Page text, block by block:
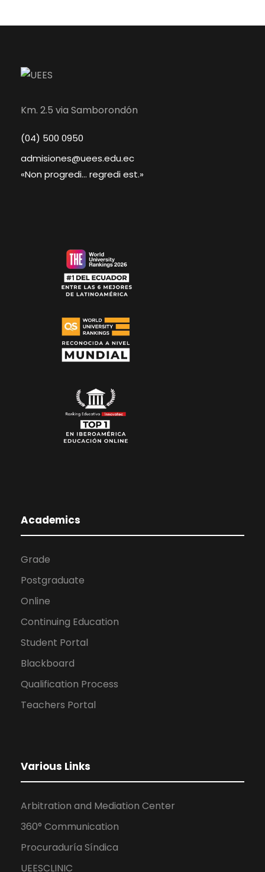
Km. 2.5 via Samborondón
(04) 500 0950
admisiones@uees.edu.ec
«Non progredi... regredi est.»
Academics
Grade
Postgraduate
Online
Continuing Education
Student Portal
Blackboard
Qualification Process
Teachers Portal
Various Links
Arbitration and Mediation Center
360° Communication
Procuraduría Síndica
UEESCLINIC